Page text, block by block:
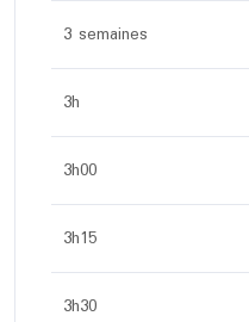
3 semaines
3h
3h00
3h15
3h30